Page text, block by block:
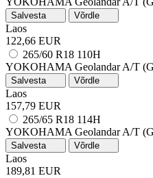
Salvesta Võrdle
Laos
122,66 EUR
265/60 R18 110H
YOKOHAMA Geolandar A/T
Salvesta Võrdle
Laos
157,79 EUR
265/65 R18 114H
YOKOHAMA Geolandar A/T
Salvesta Võrdle
Laos
189,81 EUR